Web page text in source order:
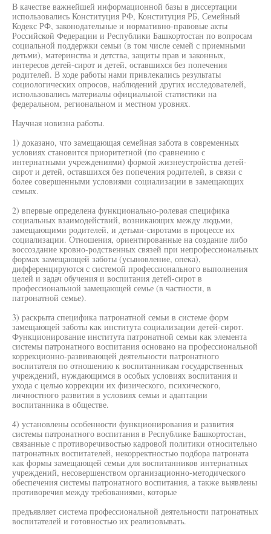
В качестве важнейшей информационной базы в диссертации
использовались Конституция РФ, Конституция РБ, Семейный
Кодекс РФ, законодательные и нормативно-правовые акты
Российской Федерации и Республики Башкортостан по вопросам
социальной поддержки семьи (в том числе семей с приемными
детьми), материнства и детства, защиты прав и законных,
интересов детей-сирот и детей, оставшихся без попечения
родителей. В ходе работы нами привлекались результаты
социологических опросов, наблюдений других исследователей,
использовались материалы официальной статистики на
федеральном, региональном и местном уровнях.
Научная новизна работы.
1) доказано, что замещающая семейная забота в современных
условиях становится приоритетной (по сравнению с
интернатными учреждениями) формой жизнеустройства детей-
сирот и детей, оставшихся без попечения родителей, в связи с
более совершенными условиями социализации в замещающих
семьях.
2) впервые определена функционально-ролевая специфика
социальных взаимодействий, возникающих между людьми,
замещающими родителей, и детьми-сиротами в процессе их
социализации. Отношения, ориентированные на создание либо
воссоздание кровно-родственных связей при непрофессиональных
формах замещающей заботы (усыновление, опека),
дифференцируются с системой профессионального выполнения
целей и задач обучения и воспитания детей-сирот в
профессиональной замещающей семье (в частности, в
патронатной семье).
3) раскрыта специфика патронатной семьи в системе форм
замещающей заботы как института социализации детей-сирот.
Функционирование института патронатной семьи как элемента
системы патронатного воспитания основано на профессиональной
коррекционно-развивающей деятельности патронатного
воспитателя по отношению к воспитанникам государственных
учреждений, нуждающимся в особых условиях воспитания и
ухода с целью коррекции их физического, психического,
личностного развития в условиях семьи и адаптации
воспитанника в обществе.
4) установлены особенности функционирования и развития
системы патронатного воспитания в Республике Башкортостан,
связанные с противоречивостью кадровой политики относительно
патронатных воспитателей, некорректностью подбора патроната
как формы замещающей семьи для воспитанников интернатных
учреждений, несовершенством организационно-методического
обеспечения системы патронатного воспитания, а также выявлены
противоречия между требованиями, которые
предъявляет система профессиональной деятельности патронатных
воспитателей и готовностью их реализовывать.